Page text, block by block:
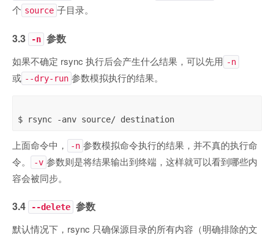
个 source 子目录。
3.3 -n 参数
如果不确定 rsync 执行后会产生什么结果，可以先用 -n
或 --dry-run 参数模拟执行的结果。
上面命令中， -n 参数模拟命令执行的结果，并不真的执行命
令。
-v 参数则是将结果输出到终端，这样就可以看到哪些内
容会被同步。
3.4 --delete 参数
默认情况下，rsync 只确保源目录的所有内容（明确排除的文